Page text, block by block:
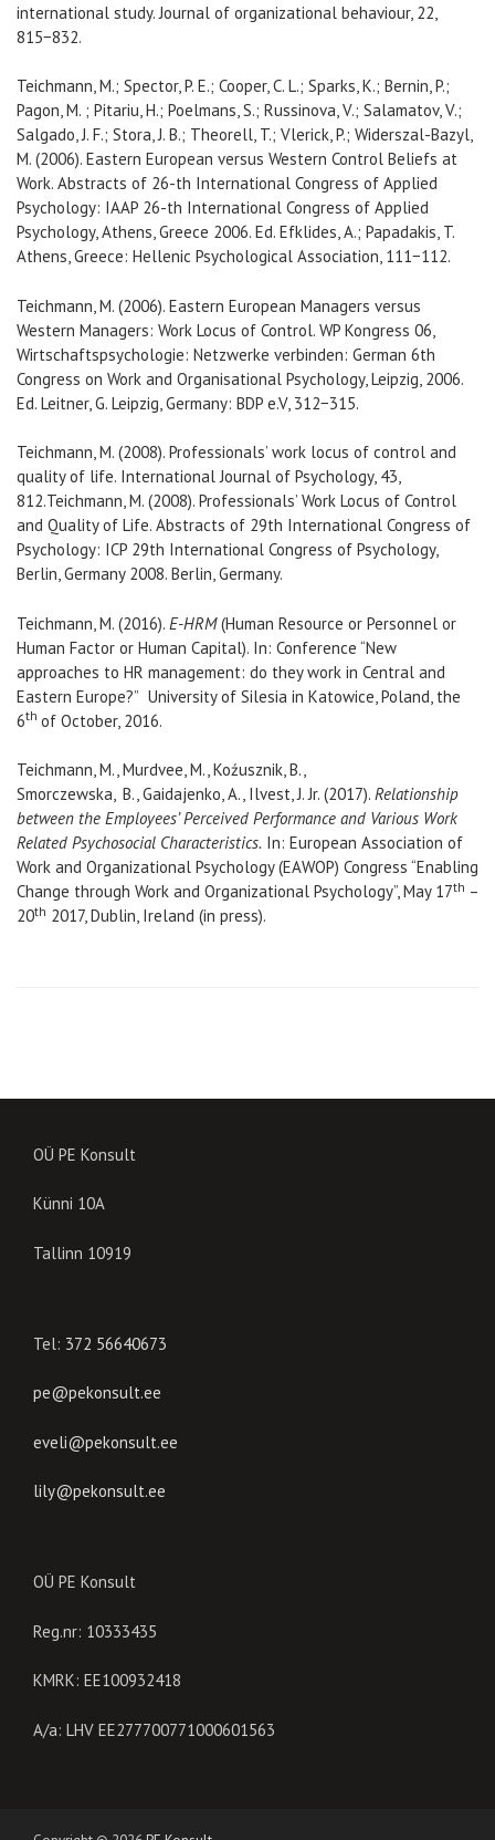
international study. Journal of organizational behaviour, 22,
815−832.
Teichmann, M.; Spector, P. E.; Cooper, C. L.; Sparks, K.; Bernin, P.;
Pagon, M. ; Pitariu, H.; Poelmans, S.; Russinova, V.; Salamatov, V.;
Salgado, J. F.; Stora, J. B.; Theorell, T.; Vlerick, P.; Widerszal-Bazyl,
M. (2006). Eastern European versus Western Control Beliefs at
Work. Abstracts of 26-th International Congress of Applied
Psychology: IAAP 26-th International Congress of Applied
Psychology, Athens, Greece 2006. Ed. Efklides, A.; Papadakis, T.
Athens, Greece: Hellenic Psychological Association, 111−112.
Teichmann, M. (2006). Eastern European Managers versus
Western Managers: Work Locus of Control. WP Kongress 06,
Wirtschaftspsychologie: Netzwerke verbinden: German 6th
Congress on Work and Organisational Psychology, Leipzig, 2006.
Ed. Leitner, G. Leipzig, Germany: BDP e.V, 312−315.
Teichmann, M. (2008). Professionals’ work locus of control and
quality of life. International Journal of Psychology, 43,
812.Teichmann, M. (2008). Professionals’ Work Locus of Control
and Quality of Life. Abstracts of 29th International Congress of
Psychology: ICP 29th International Congress of Psychology,
Berlin, Germany 2008. Berlin, Germany.
Teichmann, M. (2016). E-HRM (Human Resource or Personnel or
Human Factor or Human Capital). In: Conference “New
approaches to HR management: do they work in Central and
Eastern Europe?” University of Silesia in Katowice, Poland, the
6th of October, 2016.
Teichmann, M., Murdvee, M., Koźusznik, B.,
Smorczewska, B.,Gaidajenko, A., Ilvest, J. Jr. (2017). Relationship
between the Employees’ Perceived Performance and Various Work
Related Psychosocial Characteristics. In: European Association of
Work and Organizational Psychology (EAWOP) Congress “Enabling
Change through Work and Organizational Psychology”, May 17th –
20th 2017, Dublin, Ireland (in press).
OÜ PE Konsult
Künni 10A
Tallinn 10919
Tel: 372 56640673
pe@pekonsult.ee
eveli@pekonsult.ee
lily@pekonsult.ee
OÜ PE Konsult
Reg.nr: 10333435
KMRK: EE100932418
A/a: LHV EE277700771000601563